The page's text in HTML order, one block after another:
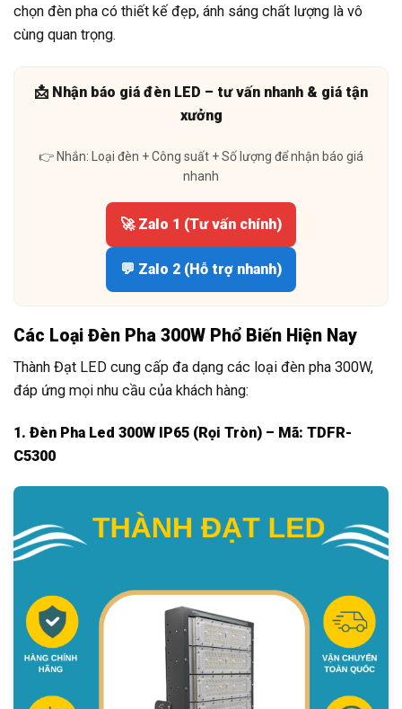
chọn đèn pha có thiết kế đẹp, ánh sáng chất lượng là vô
cùng quan trọng.
📩 Nhận báo giá đèn LED – tư vấn nhanh & giá tận
xưởng
👉 Nhắn: Loại đèn + Công suất + Số lượng để nhận báo giá
nhanh
🚀 Zalo 1 (Tư vấn chính)
💬 Zalo 2 (Hỗ trợ nhanh)
Các Loại Đèn Pha 300W Phổ Biến Hiện Nay
Thành Đạt LED cung cấp đa dạng các loại đèn pha 300W,
đáp ứng mọi nhu cầu của khách hàng:
1. Đèn Pha Led 300W IP65 (Rọi Tròn) – Mã: TDFR-
C5300